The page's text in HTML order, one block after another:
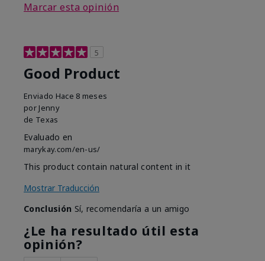
Marcar esta opinión
5
Good Product
Enviado Hace 8 meses
por Jenny
de Texas
Evaluado en
marykay.com/en-us/
This product contain natural content in it
Mostrar Traducción
Conclusión Sí, recomendaría a un amigo
¿Le ha resultado útil esta
opinión?